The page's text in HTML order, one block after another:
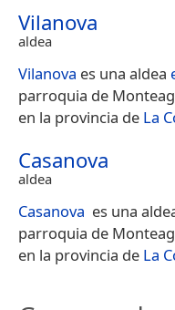
Vilanova
aldea
Vilanova es una aldea​
parroquia de
en la provincia de La
Casanova
aldea
Casanova es una
parroquia de
en la provincia de La